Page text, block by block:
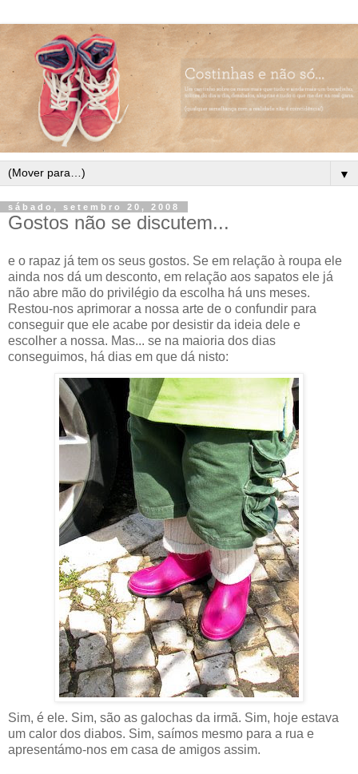
▼
sábado, setembro 20, 2008
Gostos não se discutem...
e o rapaz já tem os seus gostos. Se em relação à roupa ele
ainda nos dá um desconto, em relação aos sapatos ele já
não abre mão do privilégio da escolha há uns meses.
Restou-nos aprimorar a nossa arte de o confundir para
conseguir que ele acabe por desistir da ideia dele e
escolher a nossa. Mas... se na maioria dos dias
conseguimos, há dias em que dá nisto:
Sim, é ele. Sim, são as galochas da irmã. Sim, hoje estava
um calor dos diabos. Sim, saímos mesmo para a rua e
apresentámo-nos em casa de amigos assim.